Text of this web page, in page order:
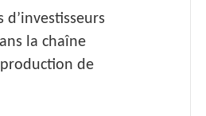
la chaîne
de